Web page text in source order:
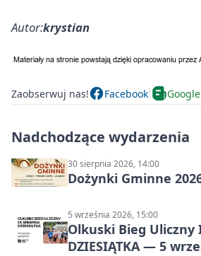
Autor:krystian
Zaobserwuj nas! Facebook
Nadchodzące wydarzenia
30 sierpnia 2026, 14:00
Dożynki Gminne
5 września 2026, 15:00
Olkuski Bieg Uliczny
DZIESIĄTKA — 5